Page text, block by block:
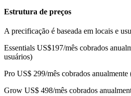
Estrutura de preços
A precificação é baseada em locais e
Essentials US$197/mês cobrados
usuários)
Pro US$ 299/mês cobrados
Grow US$ 498/mês cobrados